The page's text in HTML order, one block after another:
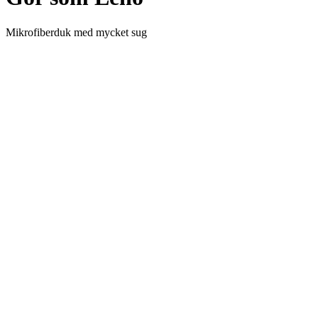
Mikrofiberduk med mycket sug